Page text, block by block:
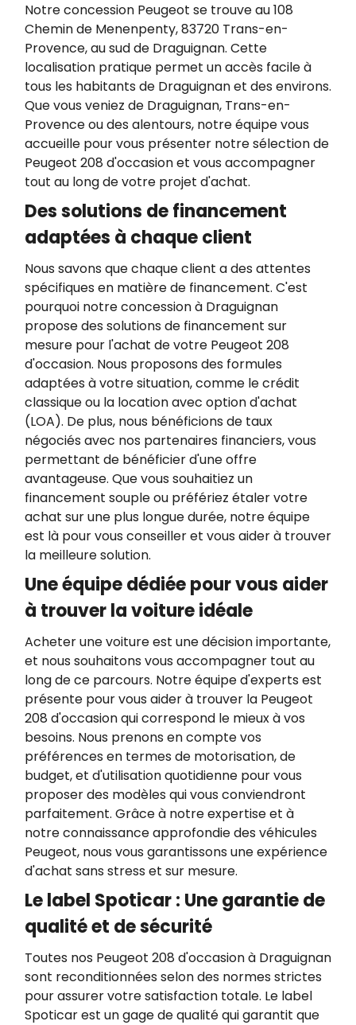
Notre concession Peugeot se trouve au 108
Chemin de Menenpenty, 83720 Trans-en-
Provence, au sud de Draguignan. Cette
localisation pratique permet un accès facile à
tous les habitants de Draguignan et des environs.
Que vous veniez de Draguignan, Trans-en-
Provence ou des alentours, notre équipe vous
accueille pour vous présenter notre sélection de
Peugeot 208 d'occasion et vous accompagner
tout au long de votre projet d'achat.
Des solutions de financement
adaptées à chaque client
Nous savons que chaque client a des attentes
spécifiques en matière de financement. C'est
pourquoi notre concession à Draguignan
propose des solutions de financement sur
mesure pour l'achat de votre Peugeot 208
d'occasion. Nous proposons des formules
adaptées à votre situation, comme le crédit
classique ou la location avec option d'achat
(LOA). De plus, nous bénéficions de taux
négociés avec nos partenaires financiers, vous
permettant de bénéficier d'une offre
avantageuse. Que vous souhaitiez un
financement souple ou préfériez étaler votre
achat sur une plus longue durée, notre équipe
est là pour vous conseiller et vous aider à trouver
la meilleure solution.
Une équipe dédiée pour vous aider
à trouver la voiture idéale
Acheter une voiture est une décision importante,
et nous souhaitons vous accompagner tout au
long de ce parcours. Notre équipe d'experts est
présente pour vous aider à trouver la Peugeot
208 d'occasion qui correspond le mieux à vos
besoins. Nous prenons en compte vos
préférences en termes de motorisation, de
budget, et d'utilisation quotidienne pour vous
proposer des modèles qui vous conviendront
parfaitement. Grâce à notre expertise et à
notre connaissance approfondie des véhicules
Peugeot, nous vous garantissons une expérience
d'achat sans stress et sur mesure.
Le label Spoticar : Une garantie de
qualité et de sécurité
Toutes nos Peugeot 208 d'occasion à Draguignan
sont reconditionnées selon des normes strictes
pour assurer votre satisfaction totale. Le label
Spoticar est un gage de qualité qui garantit que